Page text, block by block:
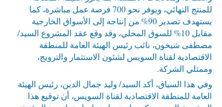
للمنتج النهائي، ويوفر نحو 700 فرصة عمل مباشرة، كما
يستهدف تصدير 90% من إنتاجه إلى الأسواق الخارجية
مقابل 10% للسوق المحلي، وقد وقع عقد المشروع السيد/
مصطفى شيخون، نائب رئيس الهيئة العامة للمنطقة
الاقتصادية لقناة السويس لشئون الاستثمار والترويج،
وممثلي الشركة.
وفي هذا السياق، أكد السيد/ وليد جمال الدين، رئيس الهيئة
العامة للمنطقة الاقتصادية لقناة السويس، أن توقيع هذا